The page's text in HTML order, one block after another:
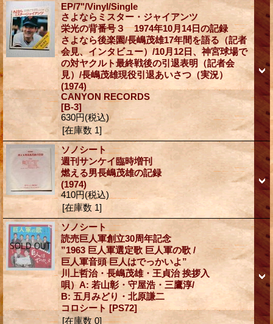
EP/7"/Vinyl/Single
さよならミスター・ジャイアンツ
栄光の背番号３ 1974年10月14日の記録
さよなら後楽園/長嶋茂雄17年間を語る（記者
会見、インタビュー）/10月12日、神宮球場で
の対ヤクルト最終戦後の引退表明（記者会
見）/長嶋茂雄現役引退あいさつ（実況）
(1974)
CANYON RECORDS
[B-3]
630円(税込)
[在庫数 1]
ソノシート
週刊サンケイ臨時増刊
燃える男長嶋茂雄の記録
(1974)
410円(税込)
[在庫数 1]
ソノシート
読売巨人軍創立30周年記念
”1963 巨人軍選定歌 巨人軍の歌 /
巨人軍音頭 巨人はでっかいよ”
川上哲治・長嶋茂雄・王貞治 挨拶入
唄）A: 若山彰・守屋浩・三鷹淳/
B: 五月みどり・北原謙二
コロシート[PS72]
[在庫数 0]